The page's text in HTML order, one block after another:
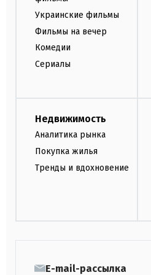
Украинские фильмы
Фильмы на вечер
Комедии
Сериалы
Недвижимость
Аналитика рынка
Покупка жилья
Тренды и вдохновение
E-mail-рассылка